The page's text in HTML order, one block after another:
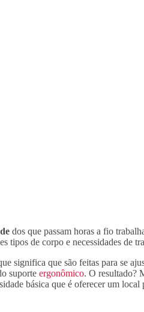
dos que passam horas a fio
tipos de corpo e necessidades de
significa que são feitas para se
suporte ergonômico. O resultado?
básica que é oferecer um local